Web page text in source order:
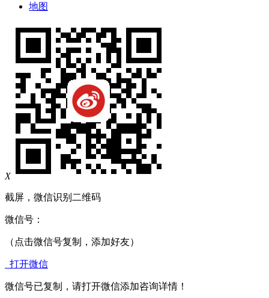
地图
X
截屏，微信识别二维码
微信号：
（点击微信号复制，添加好友）
打开微信
微信号已复制，请打开微信添加咨询详情！